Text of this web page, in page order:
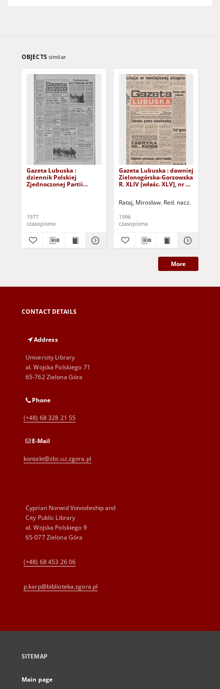
OBJECTS similar
Gazeta Lubuska :
dziennik Polskiej
Zjednoczonej Partii
1977
czasopismo
Gazeta Lubuska : dawniej
Zielonogórska-Gorzowska
R. XLIV [właśc. XLV], nr 52
Rataj, Mirosław. Red. nacz.
1996
czasopisma
More
CONTACT DETAILS
Address
University Library
al. Wojska Polskiego 71
65-762 Zielona Góra
Phone
(+48) 68 328 21 55
E-Mail
kontakt@zbc.uz.zgora.pl
Cyprian Norwid Voivodeship and
City Public Library
al. Wojska Polskiego 9
65-077 Zielona Góra
(+48) 68 453 26 06
p.karp@biblioteka.zgora.pl
SITEMAP
Main page